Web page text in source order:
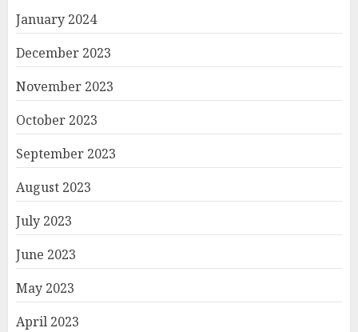
January 2024
December 2023
November 2023
October 2023
September 2023
August 2023
July 2023
June 2023
May 2023
April 2023